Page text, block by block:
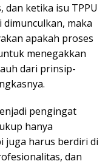
dan ketika isu TPPU
maka
apakah proses
menegakkan
dari prinsip-
pengingat
hanya
juga harus berdiri di
dan